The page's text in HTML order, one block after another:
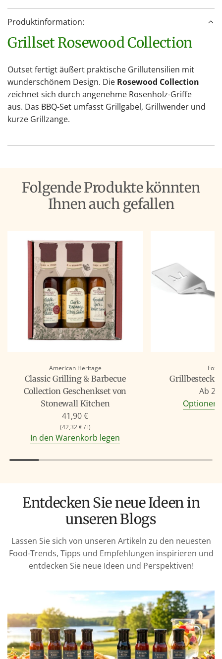
.
Produktinformation:
Grillset Rosewood Collection
Outset fertigt äußert praktische Grillutensilien mit
wunderschönem Design. Die Rosewood Collection
zeichnet sich durch angenehme Rosenholz-Griffe
aus. Das BBQ-Set umfasst Grillgabel, Grillwender und
kurze Grillzange.
Folgende Produkte könnten
Ihnen auch gefallen
American Heritage
Classic Grilling & Barbecue
Collection Geschenkset von
Stonewall Kitchen
41,90 €
(42,32 €/ l)
In den Warenkorb legen
Fox
Grillbesteck
Ab
Optionen
Entdecken Sie neue Ideen in
unseren Blogs
Lassen Sie sich von unseren Artikeln zu den neuesten
Food-Trends, Tipps und Empfehlungen inspirieren und
entdecken Sie neue Ideen und Perspektiven!